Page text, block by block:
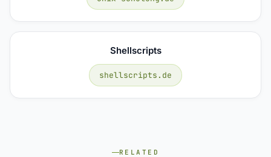
Shellscripts
shellscripts.de
RELATED